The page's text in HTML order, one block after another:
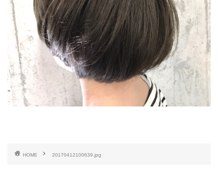
HOME 20170412100639.jpg